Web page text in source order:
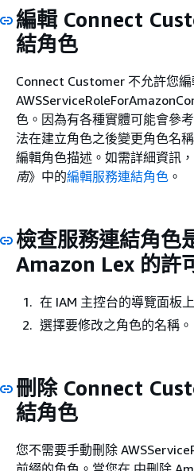
編輯 Connect
結角色
Connect Customer 不允許您
色。因為有各種實體可能會參
法在建立角色之後變更角色名
編輯角色描述。如需詳細資訊
南》中的編輯服務連結角色 。
檢查服務連結角色
Amazon Lex 的許
在 IAM 主控台的導覽面板
選擇要修改之角色的名稱。
刪除 Connect
結角色
您不需要手動刪除